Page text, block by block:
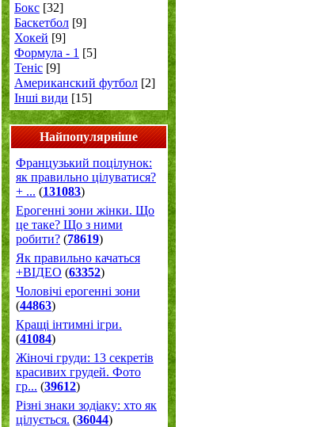
Бокс [32]
Баскетбол [9]
Хокей [9]
Формула - 1 [5]
Теніс [9]
Американский футбол [2]
Інші види [15]
Найпопулярніше
Французький поцілунок:
як правильно цілуватися?
+ ... (131083)
Ерогенні зони жінки. Що
це таке? Що з ними
робити? (78619)
Як правильно качаться
+ВІДЕО (63352)
Чоловічі ерогенні зони
(44863)
Кращі інтимні ігри.
(41084)
Жіночі груди: 13 секретів
красивих грудей. Фото
гр... (39612)
Різні знаки зодіаку: хто як
цілується. (36044)